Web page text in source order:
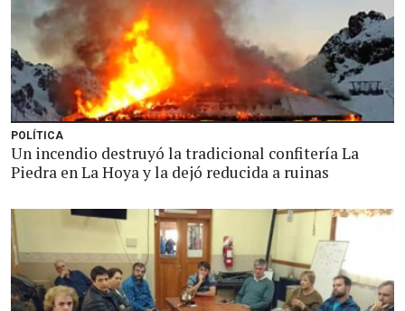
POLÍTICA
Un incendio destruyó la tradicional confitería La
Piedra en La Hoya y la dejó reducida a ruinas